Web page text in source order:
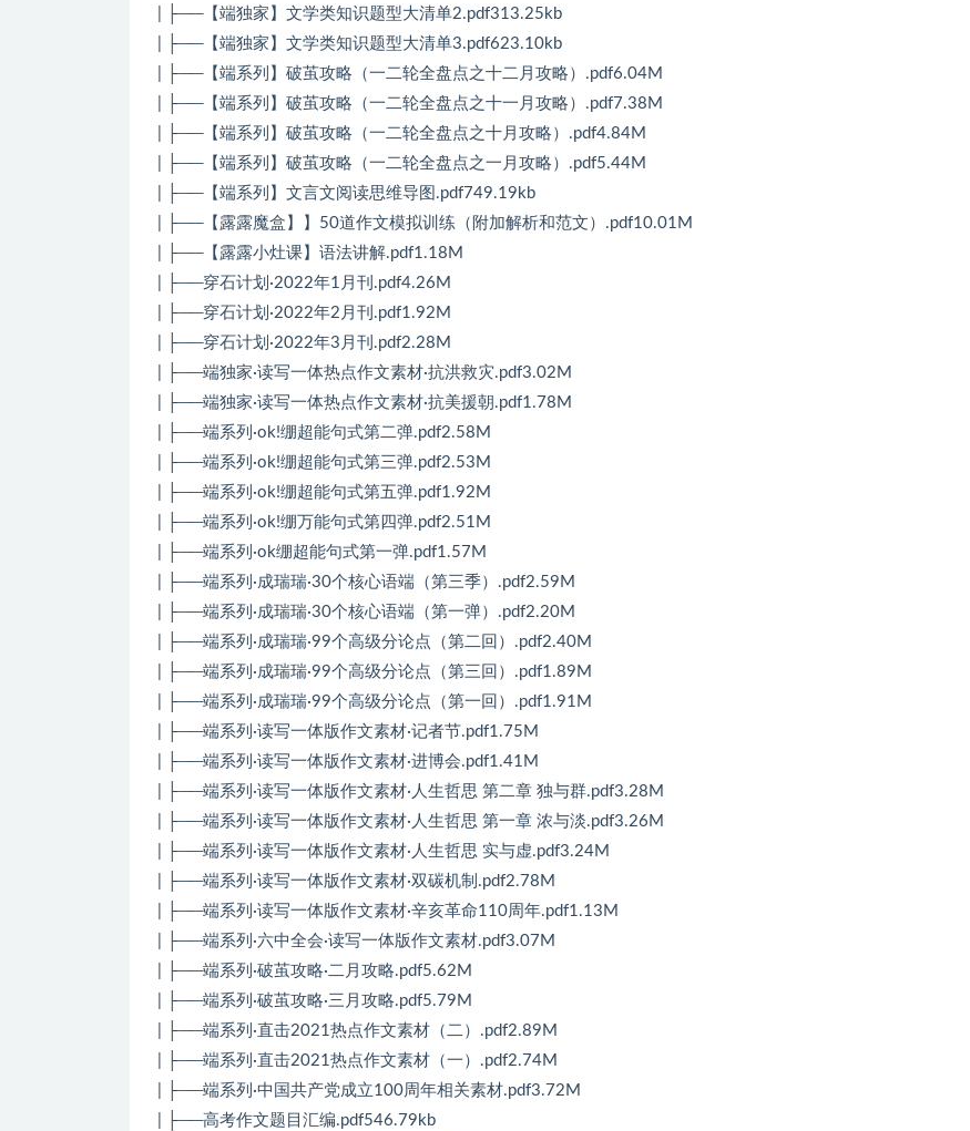
| ├──【端独家】文学类知识题型大清单2.pdf313.25kb
| ├──【端独家】文学类知识题型大清单3.pdf623.10kb
| ├──【端系列】破茧攻略（一二轮全盘点之十二月攻略）.pdf6.04M
| ├──【端系列】破茧攻略（一二轮全盘点之十一月攻略）.pdf7.38M
| ├──【端系列】破茧攻略（一二轮全盘点之十月攻略）.pdf4.84M
| ├──【端系列】破茧攻略（一二轮全盘点之一月攻略）.pdf5.44M
| ├──【端系列】文言文阅读思维导图.pdf749.19kb
| ├──【露露魔盒】】50道作文模拟训练（附加解析和范文）.pdf10.01M
| ├──【露露小灶课】语法讲解.pdf1.18M
| ├──穿石计划·2022年1月刊.pdf4.26M
| ├──穿石计划·2022年2月刊.pdf1.92M
| ├──穿石计划·2022年3月刊.pdf2.28M
| ├──端独家·读写一体热点作文素材·抗洪救灾.pdf3.02M
| ├──端独家·读写一体热点作文素材·抗美援朝.pdf1.78M
| ├──端系列·ok!绷超能句式第二弹.pdf2.58M
| ├──端系列·ok!绷超能句式第三弹.pdf2.53M
| ├──端系列·ok!绷超能句式第五弹.pdf1.92M
| ├──端系列·ok!绷万能句式第四弹.pdf2.51M
| ├──端系列·ok绷超能句式第一弹.pdf1.57M
| ├──端系列·成瑞瑞·30个核心语端（第三季）.pdf2.59M
| ├──端系列·成瑞瑞·30个核心语端（第一弹）.pdf2.20M
| ├──端系列·成瑞瑞·99个高级分论点（第二回）.pdf2.40M
| ├──端系列·成瑞瑞·99个高级分论点（第三回）.pdf1.89M
| ├──端系列·成瑞瑞·99个高级分论点（第一回）.pdf1.91M
| ├──端系列·读写一体版作文素材·记者节.pdf1.75M
| ├──端系列·读写一体版作文素材·进博会.pdf1.41M
| ├──端系列·读写一体版作文素材·人生哲思 第二章 独与群.pdf3.28M
| ├──端系列·读写一体版作文素材·人生哲思 第一章 浓与淡.pdf3.26M
| ├──端系列·读写一体版作文素材·人生哲思 实与虚.pdf3.24M
| ├──端系列·读写一体版作文素材·双碳机制.pdf2.78M
| ├──端系列·读写一体版作文素材·辛亥革命110周年.pdf1.13M
| ├──端系列·六中全会·读写一体版作文素材.pdf3.07M
| ├──端系列·破茧攻略·二月攻略.pdf5.62M
| ├──端系列·破茧攻略·三月攻略.pdf5.79M
| ├──端系列·直击2021热点作文素材（二）.pdf2.89M
| ├──端系列·直击2021热点作文素材（一）.pdf2.74M
| ├──端系列·中国共产党成立100周年相关素材.pdf3.72M
| ├──高考作文题目汇编.pdf546.79kb